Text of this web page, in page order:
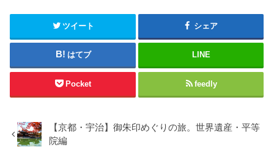
ツイート シェア
はてブ LINE
Pocket feedly
【京都・宇治】御朱印めぐりの旅。世界遺産・平等
院編